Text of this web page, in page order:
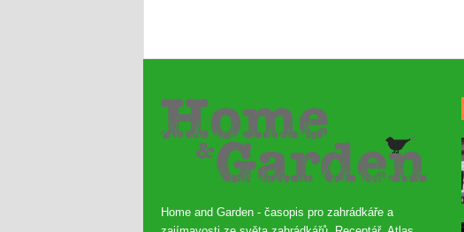
Home and Garden - časopis pro zahrádkáře a